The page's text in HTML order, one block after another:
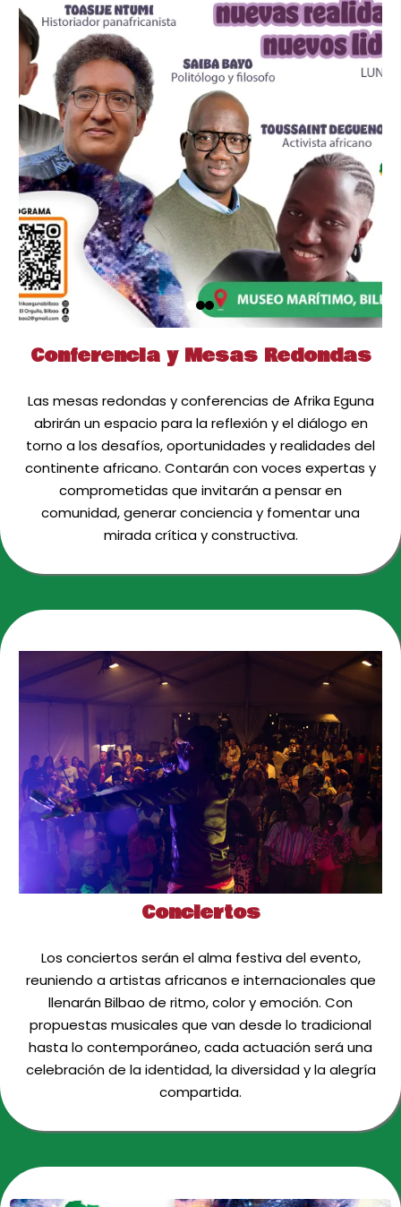
Conferencia y Mesas Redondas
Las mesas redondas y conferencias de Afrika Eguna
abrirán un espacio para la reflexión y el diálogo en
torno a los desafíos, oportunidades y realidades del
continente africano. Contarán con voces expertas y
comprometidas que invitarán a pensar en
comunidad, generar conciencia y fomentar una
mirada crítica y constructiva.
Conciertos
Los conciertos serán el alma festiva del evento,
reuniendo a artistas africanos e internacionales que
llenarán Bilbao de ritmo, color y emoción. Con
propuestas musicales que van desde lo tradicional
hasta lo contemporáneo, cada actuación será una
celebración de la identidad, la diversidad y la alegría
compartida.